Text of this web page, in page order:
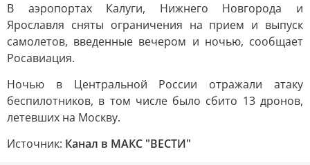
В аэропортах Калуги, Нижнего Новгорода и
Ярославля сняты ограничения на прием и выпуск
самолетов, введенные вечером и ночью, сообщает
Росавиация.
Ночью в Центральной России отражали атаку
беспилотников, в том числе было сбито 13 дронов,
летевших на Москву.
Источник: Канал в МАКС "ВЕСТИ"